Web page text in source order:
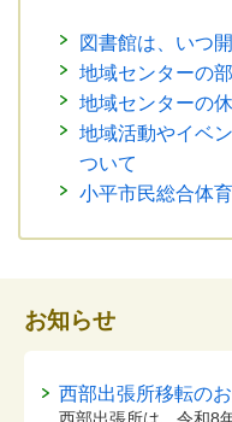
図書館は、いつ
地域センターの
地域センターの
地域活動やイベ
ついて
小平市民総合体
お知らせ
西部出張所移転の
西部出張所は、令和8